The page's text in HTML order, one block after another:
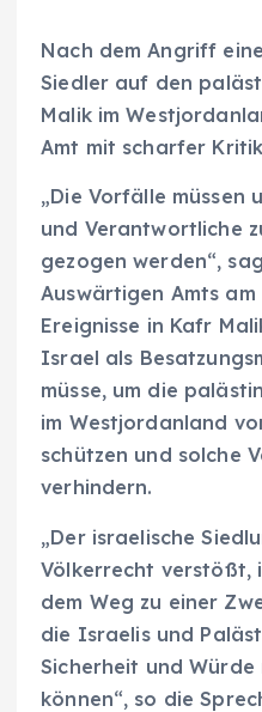
Nach dem Angriff
Siedler auf den
Malik im
Amt mit scharfer
„Die Vorfälle müssen
und Verantwortliche
gezogen werden“,
Auswärtigen Amts
Ereignisse in Kafr
Israel als
müsse, um die
im Westjordanland
schützen und solche
verhindern.
„Der israelische
Völkerrecht verstößt,
dem Weg zu einer
die Israelis und
Sicherheit und
können“, so die